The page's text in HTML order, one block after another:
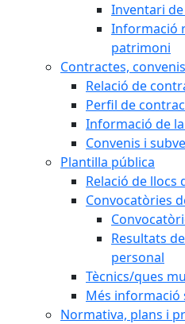
Inventari
Informació
patrimoni
Contractes,
Relació de
Perfil de
Informació de
Convenis i
Plantilla pública
Relació de llocs
Convocatòries
Resultats
personal
Tècnics/ques
Més informació
Normativa, plans i